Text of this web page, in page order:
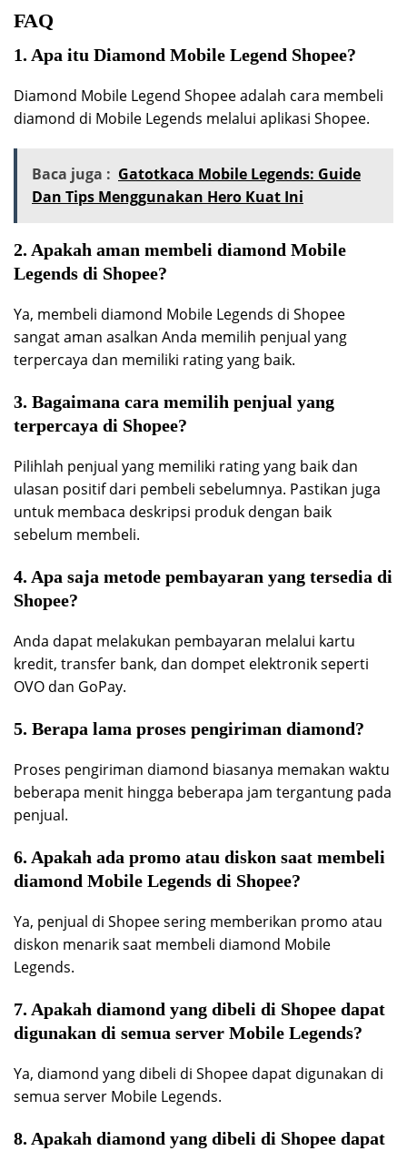
FAQ
1. Apa itu Diamond Mobile Legend Shopee?
Diamond Mobile Legend Shopee adalah cara membeli
diamond di Mobile Legends melalui aplikasi Shopee.
Baca juga : Gatotkaca Mobile Legends: Guide
Dan Tips Menggunakan Hero Kuat Ini
2. Apakah aman membeli diamond Mobile
Legends di Shopee?
Ya, membeli diamond Mobile Legends di Shopee
sangat aman asalkan Anda memilih penjual yang
terpercaya dan memiliki rating yang baik.
3. Bagaimana cara memilih penjual yang
terpercaya di Shopee?
Pilihlah penjual yang memiliki rating yang baik dan
ulasan positif dari pembeli sebelumnya. Pastikan juga
untuk membaca deskripsi produk dengan baik
sebelum membeli.
4. Apa saja metode pembayaran yang tersedia di
Shopee?
Anda dapat melakukan pembayaran melalui kartu
kredit, transfer bank, dan dompet elektronik seperti
OVO dan GoPay.
5. Berapa lama proses pengiriman diamond?
Proses pengiriman diamond biasanya memakan waktu
beberapa menit hingga beberapa jam tergantung pada
penjual.
6. Apakah ada promo atau diskon saat membeli
diamond Mobile Legends di Shopee?
Ya, penjual di Shopee sering memberikan promo atau
diskon menarik saat membeli diamond Mobile
Legends.
7. Apakah diamond yang dibeli di Shopee dapat
digunakan di semua server Mobile Legends?
Ya, diamond yang dibeli di Shopee dapat digunakan di
semua server Mobile Legends.
8. Apakah diamond yang dibeli di Shopee dapat